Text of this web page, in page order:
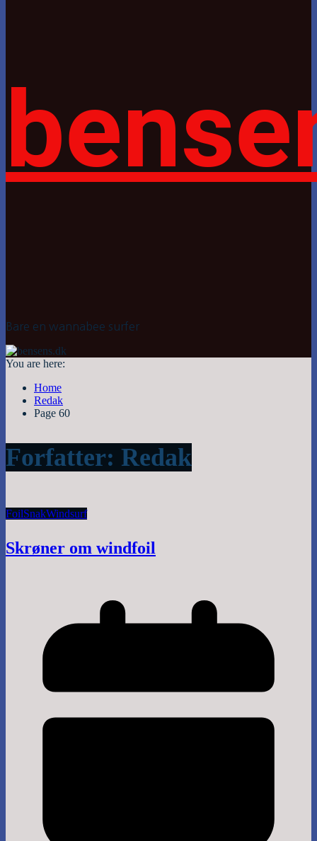
Bare en wannabee surfer
You are here:
Home
Redak
Page 60
Forfatter: Redak
FoilSnakWindsurf
Skrøner om windfoil